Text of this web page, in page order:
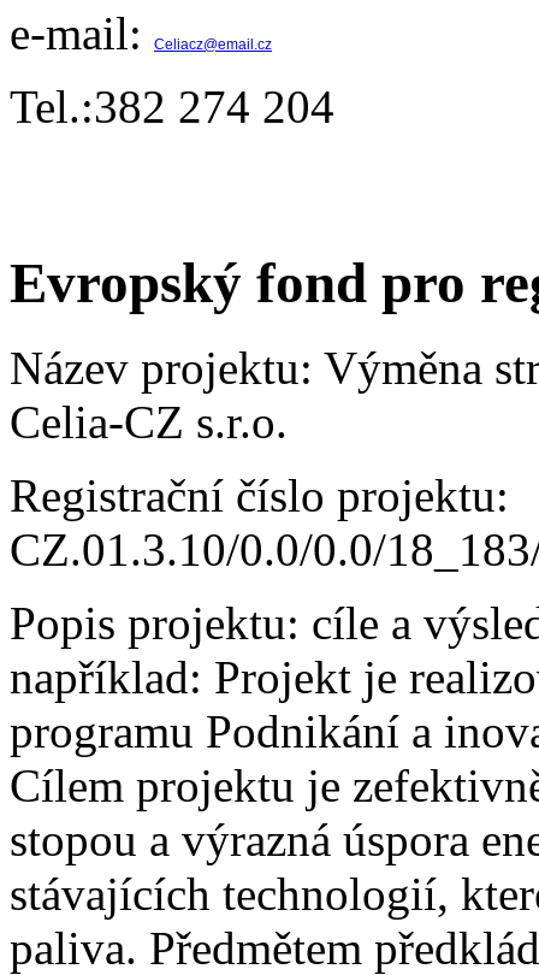
e-mail:
Celiacz@email.cz
Tel.:382 274 204
Evropský fond pro
Název projektu: Výměna
Celia-CZ s.r.o.
Registrační číslo projektu:
CZ.01.3.10/0.0/0.0/
Popis projektu: cíle a
například: Projekt je
programu Podnikání a
Cílem projektu je
stopou a výrazná úspora
stávajících technologií,
paliva. Předmětem